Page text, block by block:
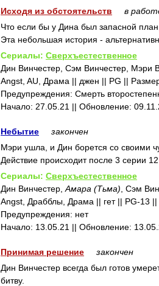
Исходя из обстоятельств
в
Что если бы у Дина был запасной
Эта небольшая история -
Сериалы: Сверхъестественное
Дин Винчестер, Сэм Винчестер,
Angst, AU, Драма || джен || PG ||
Предупреждения: Смерть
Начало: 27.05.21 || Обновление:
Небытие
закончен
Мэри ушла, и Дин борется со своими
Действие происходит после 3 серии 12
Сериалы: Сверхъестественное
Дин Винчестер, Амара (Тьма) , Сэм
Angst, Драбблы, Драма || гет || PG-13
Предупреждения: нет
Начало: 13.05.21 || Обновление:
Принимая решение
закончен
Дин Винчестер всегда был готов
битву.